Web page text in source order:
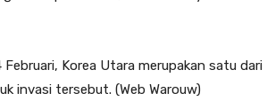
Korea Utara merupakan satu dari
invasi tersebut. (Web Warouw)